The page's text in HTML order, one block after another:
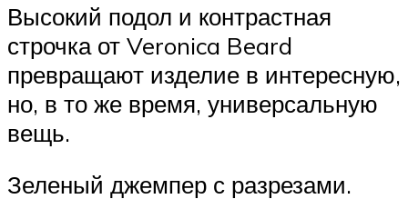
Высокий подол и контрастная
строчка от Veronica Beard
превращают изделие в интересную,
но, в то же время, универсальную
вещь.
Зеленый джемпер с разрезами.